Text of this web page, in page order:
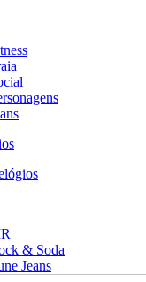
& Soda
Jeans